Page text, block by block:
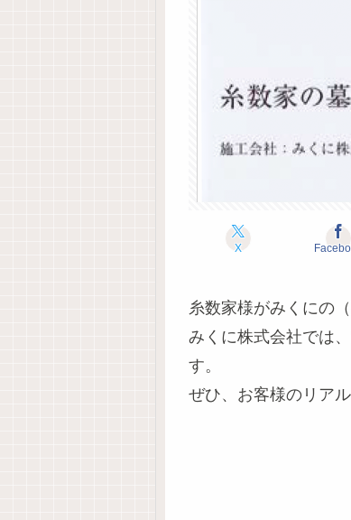
X
糸数家様がみくにの
みくに株式会社では
す。
ぜひ、お客様のリア